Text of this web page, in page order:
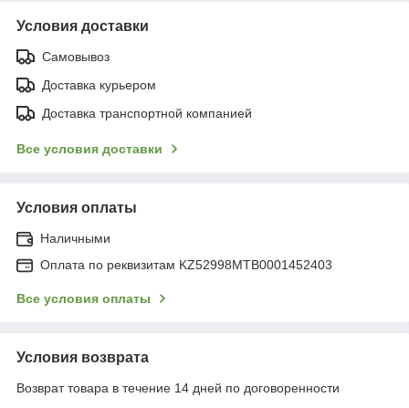
Условия доставки
Самовывоз
Доставка курьером
Доставка транспортной компанией
Все условия доставки
Условия оплаты
Наличными
Оплата по реквизитам KZ52998MTB0001452403
Все условия оплаты
Условия возврата
Возврат товара в течение 14 дней по договоренности